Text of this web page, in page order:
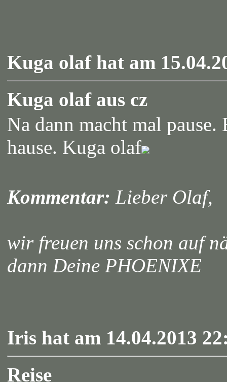
Kuga olaf hat am
Kuga olaf aus cz
Na dann macht mal
hause. Kuga olaf
Kommentar: Lieber Olaf,
wir freuen uns schon auf
dann Deine PHOENIXE
Iris hat am 14.04.2013
Reise